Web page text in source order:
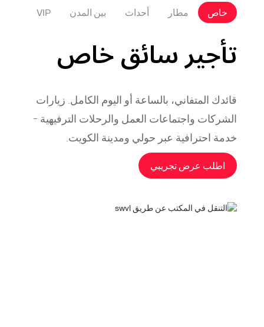
خاص مطار أحداث بين المدن VIP
تأجير سائق خاص
قائدك المتفاني، بالساعة أو اليوم الكامل. زيارات
الشركات واجتماعات العمل والرحلات الترفيهية -
خدمة احترافية عبر حولي ومدينة الكويت.
اطلب عرض تجريبي